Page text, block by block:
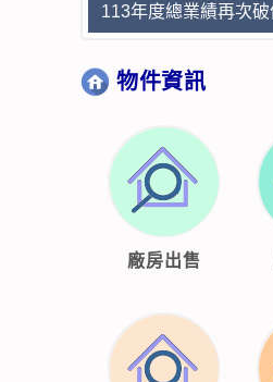
113年度總業績再次
物件資訊
廠房出售